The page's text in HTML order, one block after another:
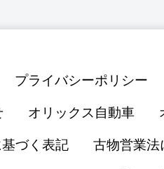
プライバシーポリシー
オリックス自動車
づく表記 古物営業法